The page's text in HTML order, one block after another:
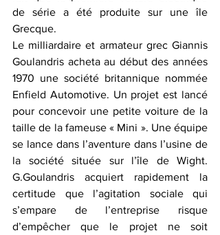
de série a été produite sur une île
Grecque.
Le milliardaire et armateur grec Giannis
Goulandris acheta au début des années
1970 une société britannique nommée
Enfield Automotive. Un projet est lancé
pour concevoir une petite voiture de la
taille de la fameuse « Mini ». Une équipe
se lance dans l’aventure dans l’usine de
la société située sur l’île de Wight.
G.Goulandris acquiert rapidement la
certitude que l’agitation sociale qui
s’empare de l’entreprise risque
d’empêcher que le projet ne soit